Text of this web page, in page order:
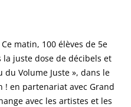
Ce matin, 100 élèves de 5e
juste dose de décibels et
du Volume Juste », dans le
! en partenariat avec Grand
avec les artistes et les